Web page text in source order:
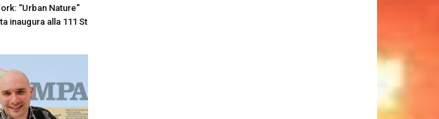
“Urban Nature”
inaugura alla 111 St